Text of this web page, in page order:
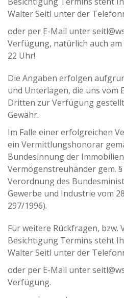
Walter Seitl unter der
oder per E-Mail unter
Verfügung, natürlich auch am
22 Uhr!
Die Angaben erfolgen
und Unterlagen, die uns vom
Dritten zur Verfügung
Gewähr.
Im Falle einer erfolgreichen
ein Vermittlungshonorar
Bundesinnung der
Vermögenstreuhänder gem.
Verordnung des
Gewerbe und Industrie vom
297/1996).
Für weitere Rückfragen, bzw.
Besichtigung Termins steht
Walter Seitl unter der
oder per E-Mail unter
Verfügung.